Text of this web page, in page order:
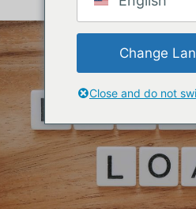
Norsk nynorsk
Svenska
Nederlands (België)
Change
Close and do not